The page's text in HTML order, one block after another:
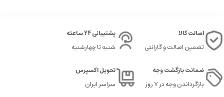
اصالت کالا
تضمین اصالت و گارانتی
پشتیبانی 24 ساعته
شنبه تا چهارشنبه
ضمانت بازگشت وجه
بازگرداندن وجه در ۷ روز
تحویل اکسپرس
سراسر ایران